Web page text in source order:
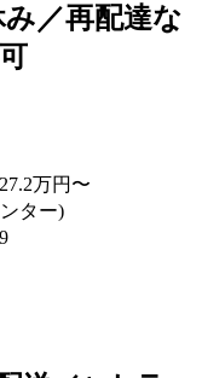
／再配達な
万円〜
ター)